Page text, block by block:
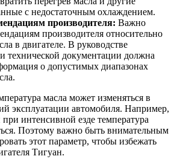
с недостаточным охлаждением.
производителя: Важно
производителя относительно
в двигателе. В руководстве
технической документации должна
о допустимых диапазонах
масла может изменяться в
эксплуатации автомобиля. Например,
интенсивной езде температура
Поэтому важно быть внимательным
этот параметр, чтобы избежать
Тигуан.